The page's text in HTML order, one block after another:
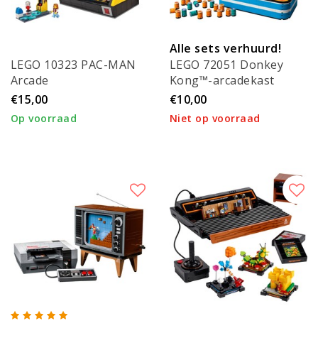
LEGO 10323 PAC-MAN
Arcade
€15,00
Op voorraad
Alle sets verhuurd!
LEGO 72051 Donkey
Kong™-arcadekast
€10,00
Niet op voorraad